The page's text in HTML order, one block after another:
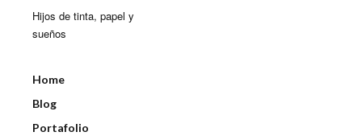
Hijos de tinta, papel y
sueños
Home
Blog
Portafolio